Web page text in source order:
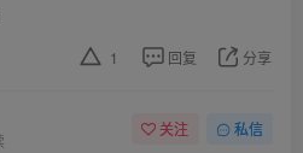
1 回复 分享
关注 私信